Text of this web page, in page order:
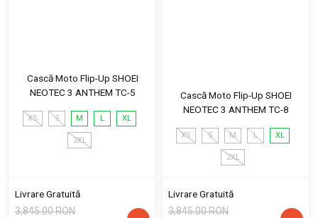
Cască Moto Flip-Up SHOEI
NEOTEC 3 ANTHEM TC-5
XS S M L XL
2XL
Livrare Gratuită
3,845.00 RON
Cască Moto Flip-Up SHOEI
NEOTEC 3 ANTHEM TC-8
XS S M L XL
2XL
Livrare Gratuită
3,845.00 RON